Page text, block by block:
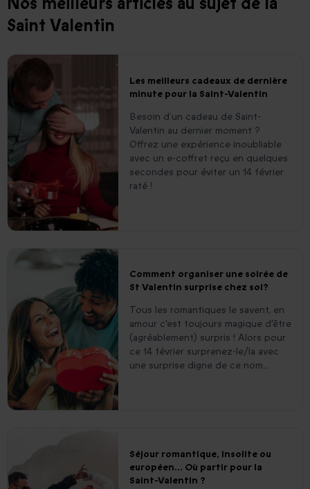
Saint Valentin
Les meilleurs cadeaux de dernière
minute pour la Saint-Valentin
Besoin d’un cadeau de Saint-
Valentin au dernier moment ?
Offrez une expérience inoubliable
avec un e-coffret reçu en quelques
secondes pour éviter un 14 février
raté !
Comment organiser une soirée de
St Valentin surprise chez soi?
Tous les romantiques le savent, en
amour c'est toujours magique d'être
(agréablement) surpris ! Alors pour
ce 14 février surprenez-le/la avec
une surprise digne de ce nom...
Séjour romantique, insolite ou
européen… Où partir pour la
Saint-Valentin ?